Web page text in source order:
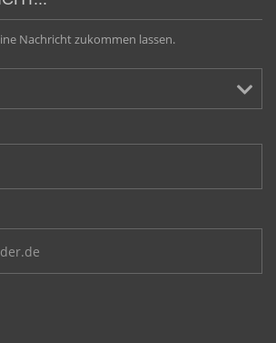
Nachricht zukommen lassen.